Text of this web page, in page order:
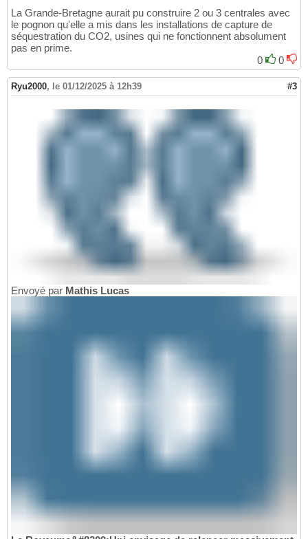
La Grande-Bretagne aurait pu construire 2 ou 3 centrales avec
le pognon qu'elle a mis dans les installations de capture de
séquestration du CO2, usines qui ne fonctionnent absolument
pas en prime.
0
0
Ryu2000, le 01/12/2025 à 12h39 #3
Envoyé par Mathis Lucas